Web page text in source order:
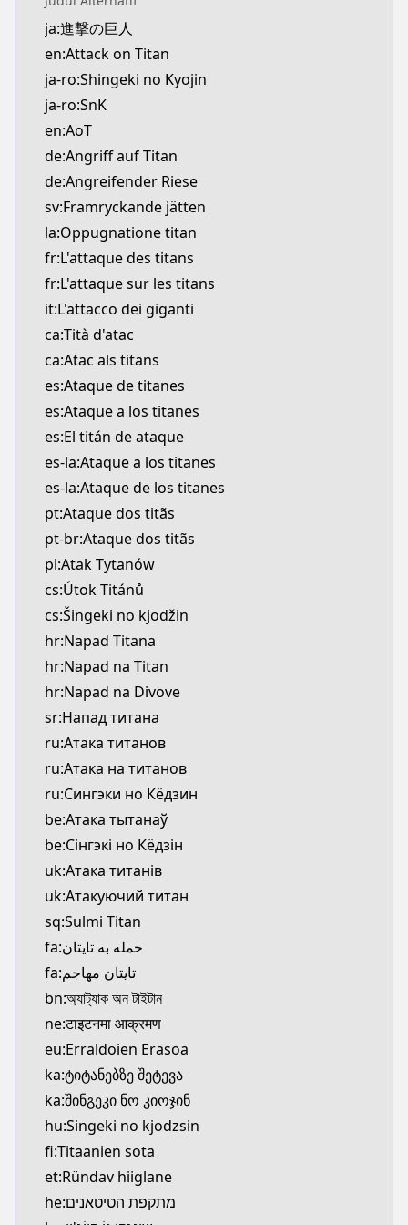
Kitsu
https://kitsu.app/manga/14916
CDJapan
CDJapan
https://www.anime-planet.com/manga/https://
MangaUpdates
https://www.mangaupdates.com/
Book☆Walker
Book☆Walker
https://bookwalker.jp/series/4214/list
Official English
Official English
https://comics.inkr.com/title/409-attack-on-
ja:進撃の巨人
en:Attack on Titan
ja-ro:Shingeki no Kyojin
ja-ro:SnK
en:AoT
de:Angriff auf Titan
de:Angreifender Riese
sv:Framryckande jätten
la:Oppugnatione titan
fr:L'attaque des titans
fr:L'attaque sur les titans
it:L'attacco dei giganti
ca:Tità d'atac
ca:Atac als titans
es:Ataque de titanes
es:Ataque a los titanes
es:El titán de ataque
es-la:Ataque a los titanes
es-la:Ataque de los titanes
pt:Ataque dos titãs
pt-br:Ataque dos titãs
pl:Atak Tytanów
cs:Útok Titánů
cs:Šingeki no kjodžin
hr:Napad Titana
hr:Napad na Titan
hr:Napad na Divove
sr:Напад титана
ru:Атака титанов
ru:Атака на титанов
ru:Сингэки но Кёдзин
be:Атака тытанаў
be:Сінгэкі но Кёдзін
uk:Атака титанів
uk:Атакуючий титан
sq:Sulmi Titan
fa:حمله به تایتان
fa:تایتان مهاجم
bn:অ্যাট্যাক অন টাইটান
ne:टाइटनमा आक्रमण
eu:Erraldoien Erasoa
ka:ტიტანებზე შეტევა
ka:შინგეკი ნო კიოჯინ
hu:Singeki no kjodzsin
fi:Titaanien sota
et:Ründav hiiglane
he:מתקפת הטיטאנים